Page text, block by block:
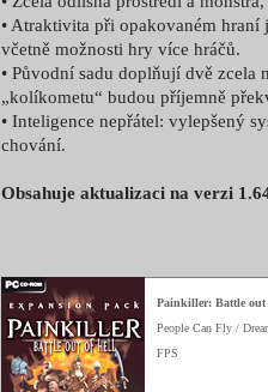
• Atraktivita při opakovaném
včetně možnosti hry více hráčů.
• Původní sadu doplňují dvě zcela
„kolíkometu“ budou příjemně
• Inteligence nepřátel: vylepšený
chování.
Obsahuje aktualizaci na verzi
Painkiller: Battle out
People Can Fly /
FPS